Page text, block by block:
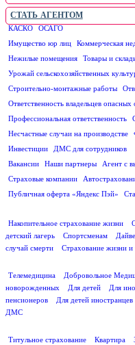
СТАТЬ АГЕНТОМ
КАСКО ОСАГО
Имущество юр лиц
Коммерческая
Нежилые помещения
Товары и
Урожай сельскохозяйственных
Строительно-монтажные работы
Ответственность владельцев опасных
Профессиональная ответственность
Несчастные случаи на производстве
Инвестиции
ДМС для сотрудников
Вакансии
Наши партнеры Агент с
Страховые компании
Публичная оферта «Яндекс Пэй»
Накопительное страхование жизни
детский лагерь
Спортсменам
случай смерти
Страхование жизни и
Телемедицина
Добровольное
новорожденных
Для детей Для
пенсионеров
Для детей иностранцев
ДМС
Титульное страхование
Квартира